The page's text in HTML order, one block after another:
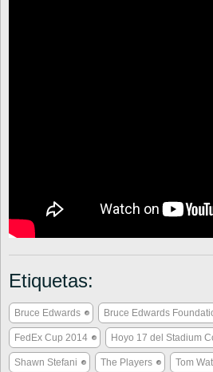
Etiquetas:
Bruce Edwards Bruce Edwards
FedEx Cup 2014 Hoyo 17 del Stadium
Shawn Stefani The Players Tom